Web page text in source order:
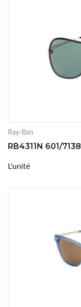
Ray-Ban
RB4311N 601/7138
L'unité